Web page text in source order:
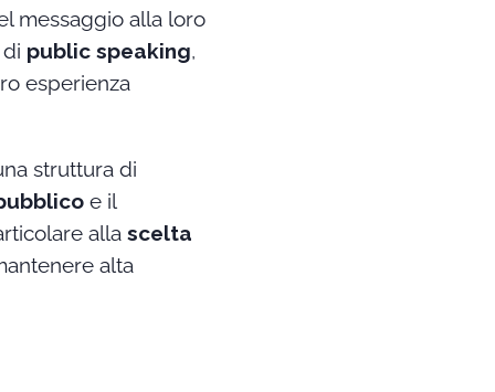
messaggio alla loro
public speaking,
esperienza
struttura di
e il
allascelta
alta